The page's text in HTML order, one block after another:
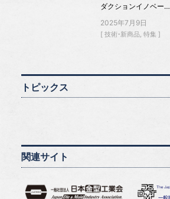
ダクションイノベー…
2025年7月9日
技術・新商品 特集
トピックス
関連サイト